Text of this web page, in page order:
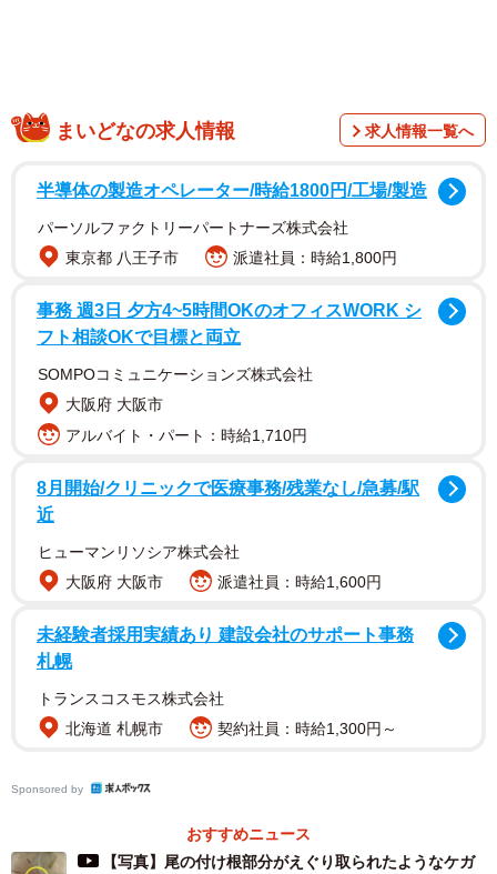
まいどなの求人情報 求人情報一覧へ
半導体の製造オペレーター/時給1800円/工場/製造
パーソルファクトリーパートナーズ株式会社
東京都 八王子市
派遣社員：時給1,800円
事務 週3日 夕方4~5時間OKのオフィスWORK シ
フト相談OKで目標と両立
SOMPOコミュニケーションズ株式会社
大阪府 大阪市
アルバイト・パート：時給1,710円
8月開始/クリニックで医療事務/残業なし/急募/駅
近
ヒューマンリソシア株式会社
大阪府 大阪市
派遣社員：時給1,600円
未経験者採用実績あり 建設会社のサポート事務
札幌
トランスコスモス株式会社
北海道 札幌市
契約社員：時給1,300円～
Sponsored by
おすすめニュース
【写真】尾の付け根部分がえぐり取られたようなケガ